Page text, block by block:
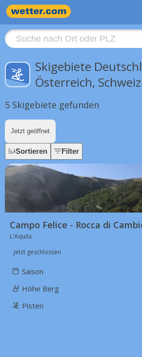
Skigebiete
Österreich, Schweiz
5 Skigebiete gefunden
Jetzt geöffnet
Sortieren Filter
Campo Felice - Rocca di
L'Aquila
Jetzt geschlossen
Saison
Höhe Berg
Pisten